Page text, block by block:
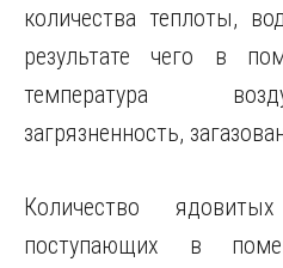
количества теплоты,
результате чего в
температура
загрязненность,
Количество
поступающих в